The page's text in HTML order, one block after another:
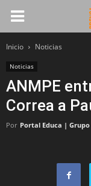
Inicio Noticias
Noticias
ANMPE
Correa a
Por Portal Educa |